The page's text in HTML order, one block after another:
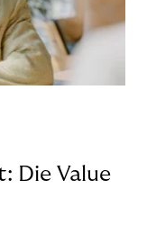
Die Value